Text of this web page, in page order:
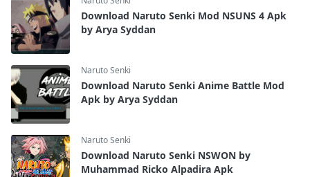
Download Naruto Senki Mod NSUNS 4 Apk
by Arya Syddan
Naruto Senki
Download Naruto Senki Anime Battle Mod
Apk by Arya Syddan
Naruto Senki
Download Naruto Senki NSWON by
Muhammad Ricko Alpadira Apk